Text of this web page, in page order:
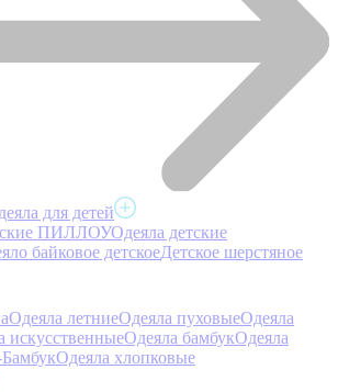
для детей
ПИЛЛОУОдеяла детские
байковое детскоеДетское шерстяное
Одеяла летниеОдеяла пуховыеОдеяла
искусственныеОдеяла бамбукОдеяла
Одеяла хлопковые